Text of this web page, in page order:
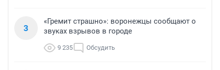
3
«Гремит страшно»: воронежцы сообщают о
звуках взрывов в городе
9 235 Обсудить